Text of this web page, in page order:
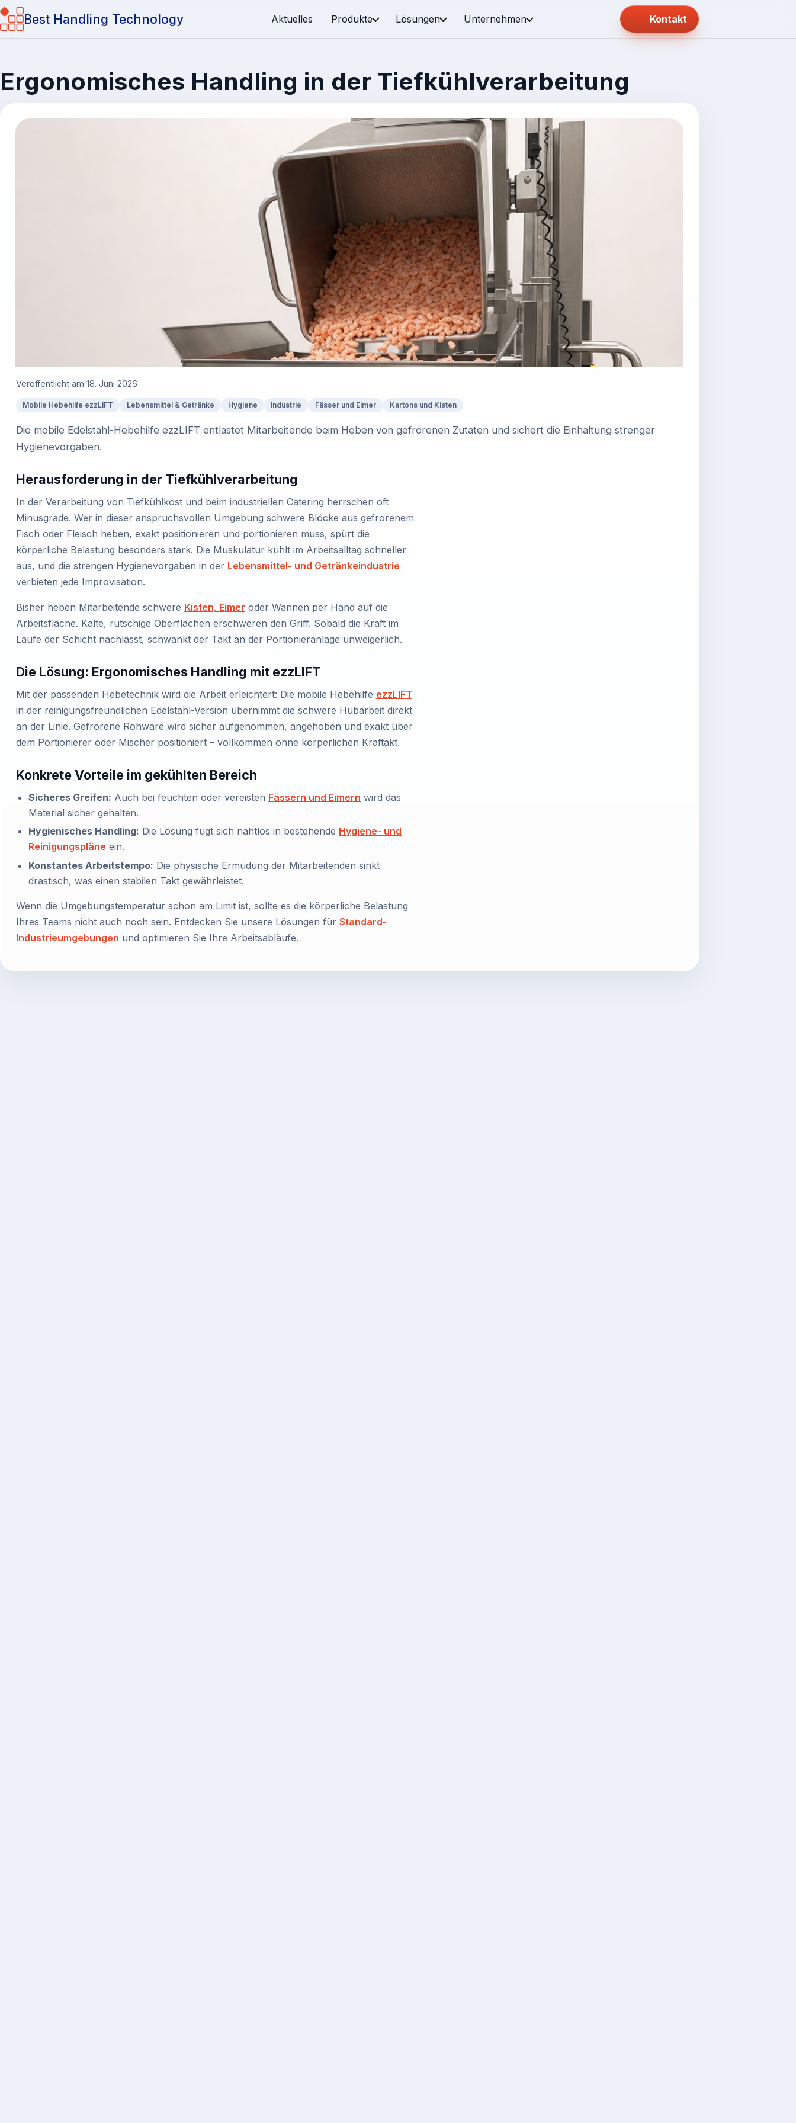
Best Handling Technology Aktuelles Produkte Lösungen Unternehmen Kontakt
Ergonomisches Handling in der Tiefkühlverarbeitung
Veröffentlicht am 18. Juni 2026
Mobile Hebehilfe ezzLIFT Lebensmittel & Getränke Hygiene Industrie Fässer und Eimer Kartons und Kisten
Die mobile Edelstahl-Hebehilfe ezzLIFT entlastet Mitarbeitende beim Heben von gefrorenen Zutaten und sichert die Einhaltung strenger
Hygienevorgaben.
Herausforderung in der Tiefkühlverarbeitung
In der Verarbeitung von Tiefkühlkost und beim industriellen Catering herrschen oft
Minusgrade. Wer in dieser anspruchsvollen Umgebung schwere Blöcke aus gefrorenem
Fisch oder Fleisch heben, exakt positionieren und portionieren muss, spürt die
körperliche Belastung besonders stark. Die Muskulatur kühlt im Arbeitsalltag schneller
aus, und die strengen Hygienevorgaben in der Lebensmittel- und Getränkeindustrie
verbieten jede Improvisation.
Bisher heben Mitarbeitende schwere Kisten, Eimer oder Wannen per Hand auf die
Arbeitsfläche. Kalte, rutschige Oberflächen erschweren den Griff. Sobald die Kraft im
Laufe der Schicht nachlässt, schwankt der Takt an der Portionieranlage unweigerlich.
Die Lösung: Ergonomisches Handling mit ezzLIFT
Mit der passenden Hebetechnik wird die Arbeit erleichtert: Die mobile Hebehilfe ezzLIFT
in der reinigungsfreundlichen Edelstahl-Version übernimmt die schwere Hubarbeit direkt
an der Linie. Gefrorene Rohware wird sicher aufgenommen, angehoben und exakt über
dem Portionierer oder Mischer positioniert – vollkommen ohne körperlichen Kraftakt.
Konkrete Vorteile im gekühlten Bereich
Sicheres Greifen: Auch bei feuchten oder vereisten Fässern und Eimern wird das
Material sicher gehalten.
Hygienisches Handling: Die Lösung fügt sich nahtlos in bestehende Hygiene- und
Reinigungspläne ein.
Konstantes Arbeitstempo: Die physische Ermüdung der Mitarbeitenden sinkt
drastisch, was einen stabilen Takt gewährleistet.
Wenn die Umgebungstemperatur schon am Limit ist, sollte es die körperliche Belastung
Ihres Teams nicht auch noch sein. Entdecken Sie unsere Lösungen für Standard-
Industrieumgebungen und optimieren Sie Ihre Arbeitsabläufe.